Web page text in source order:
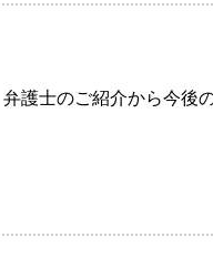
護士のご紹介から今後